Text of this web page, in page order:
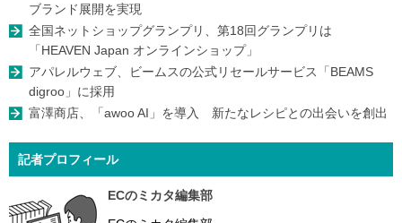
ブランド展開を実現
全国ネットショップグランプリ、第18回グランプリは
「HEAVEN Japan オンラインショップ」
アパレルウェブ、ビームスの公式リセールサービス「BEAMS
digroo」に採用
富澤商店、「awoo AI」を導入 新たなレシピとの出会いを創出
記者プロフィール
ECのミカタ編集部